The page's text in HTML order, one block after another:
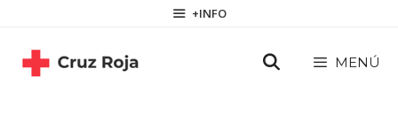
contenido
+INFO
MENÚ